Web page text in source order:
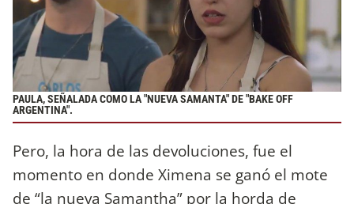
PAULA, SEÑALADA COMO LA "NUEVA SAMANTA" DE "BAKE OFF
ARGENTINA".
Pero, la hora de las devoluciones, fue el
momento en donde Ximena se ganó el mote
de “la nueva Samantha” por la horda de